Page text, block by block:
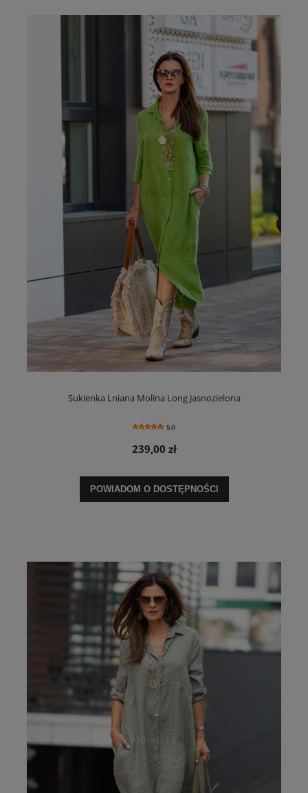
Sukienka Lniana Molina Long Jasnozielona
5.0
239,00 zł
POWIADOM O DOSTĘPNOŚCI